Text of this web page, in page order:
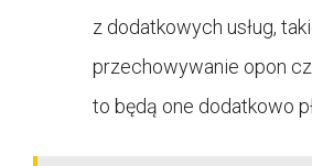
z dodatkowych usług,
przechowywanie opon
to będą one dodatkowo